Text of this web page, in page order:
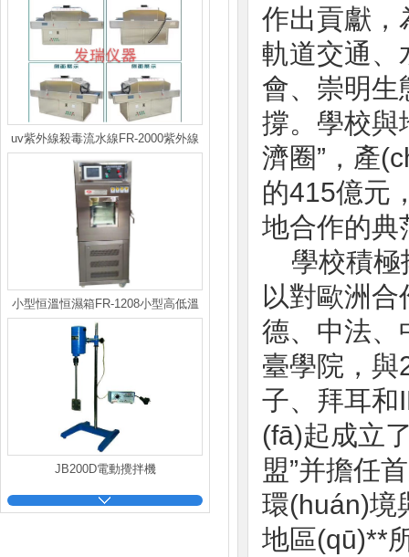
uv紫外線殺毒流水線FR-2000紫外線
殺菌爐
小型恒溫恒濕箱FR-1208小型高低溫
恒溫恒濕試驗箱
JB200D電動攪拌機
作出貢獻
軌道交通、
會、崇
撐。學校與
濟圈”，
的415億元
地合作的典范
學校積極
以對歐洲合
德、中法
臺學院
子、拜
(fā)起成立
盟”并擔任
環(huán)境
地區(qū)**